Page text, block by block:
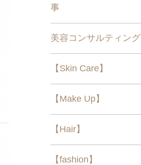
事
美容コンサルティング
【Skin Care】
【Make Up】
【Hair】
【fashion】